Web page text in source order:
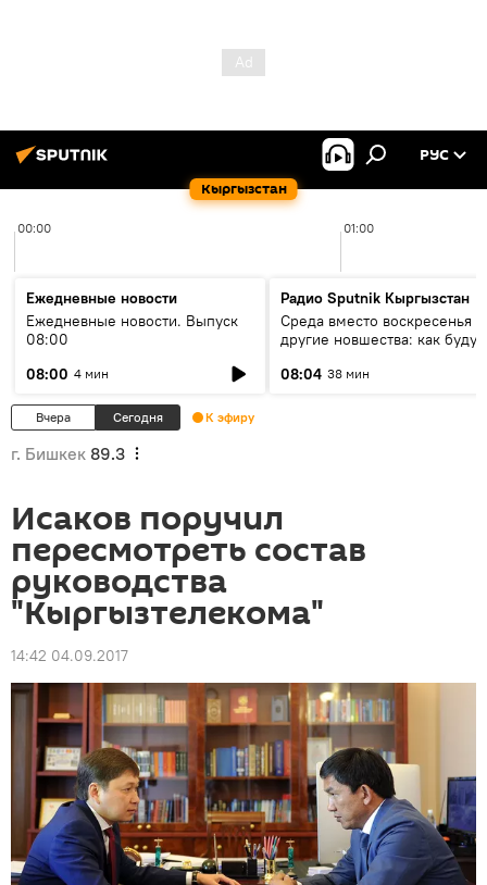
Кыргызстан
РУС
00:00 01:00
Ежедневные новости
Ежедневные новости. Выпуск
08:00
08:00 4 мин
Радио Sputnik Кыргызстан
Среда вместо воскресенья и
другие новшества: как будут
08:04 38 мин
Вчера Сегодня К эфиру
г. Бишкек 89.3
Исаков поручил
пересмотреть состав
руководства
"Кыргызтелекома"
14:42 04.09.2017